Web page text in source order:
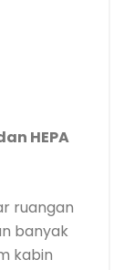
Cat
akan